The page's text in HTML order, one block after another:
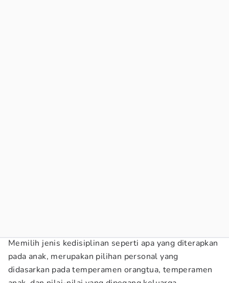
Memilih jenis kedisiplinan seperti apa yang diterapkan
pada anak, merupakan pilihan personal yang
didasarkan pada temperamen orangtua, temperamen